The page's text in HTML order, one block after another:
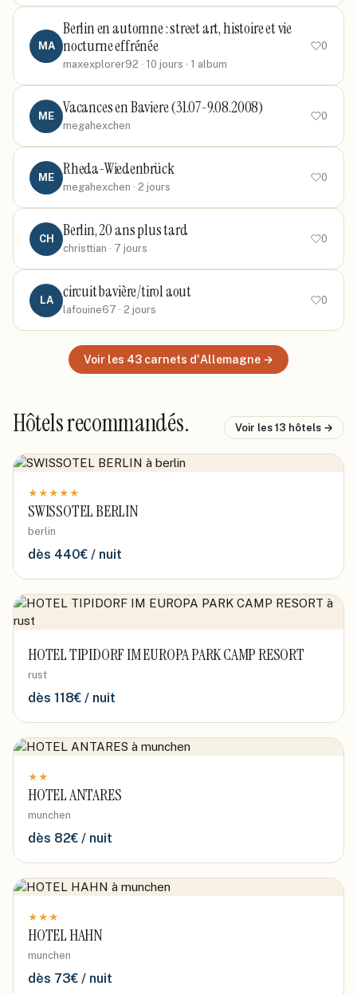
MA
Berlin en automne : street art, histoire et vie
nocturne effrénée
maxexplorer92 · 10 jours · 1 album
0
ME Vacances en Baviere (31.07-9.08.2008)
megahexchen
0
ME Rheda-Wiedenbrück
megahexchen · 2 jours
0
CH Berlin, 20 ans plus tard
christtian · 7 jours
0
LA circuit bavière/tirol aout
lafouine67 · 2 jours
0
Voir les 43 carnets d'Allemagne →
Hôtels recommandés. Voir les 13 hôtels →
★ ★ ★ ★ ★
SWISSOTEL BERLIN
berlin
dès 440€ / nuit
HOTEL TIPIDORF IM EUROPA PARK CAMP RESORT
rust
dès 118€ / nuit
★ ★
HOTEL ANTARES
munchen
dès 82€ / nuit
★ ★ ★
HOTEL HAHN
munchen
dès 73€ / nuit